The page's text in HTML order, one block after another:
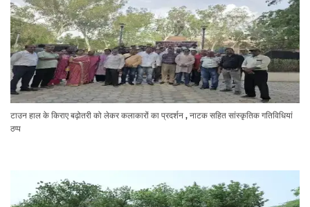
टाउन हाल के किराए बढ़ोतरी को लेकर कलाकारों का प्रदर्शन , नाटक सहित सांस्कृतिक गतिविधियां
ठप्प